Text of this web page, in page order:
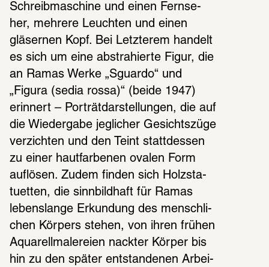
Schreib­ma­schine und einen Fern­se­
her, mehrere Leuch­ten und einen
gläser­nen Kopf. Bei Letz­te­rem handelt
es sich um eine abstra­hierte Figur, die
an Ramas Werke „Sguardo“ und
„Figura (sedia rossa)“ (beide 1947)
erin­nert – Porträt­dar­stel­lun­gen, die auf
die Wieder­gabe jegli­cher Gesichts­züge
verzich­ten und den Teint statt­des­sen
zu einer haut­far­be­nen ovalen Form
auflö­sen. Zudem finden sich Holz­sta­
tu­et­ten, die sinn­bild­haft für Ramas
lebens­lange Erkun­dung des mensch­li­
chen Körpers stehen, von ihren frühen
Aqua­rell­ma­le­reien nack­ter Körper bis
hin zu den später entstan­de­nen Arbei­